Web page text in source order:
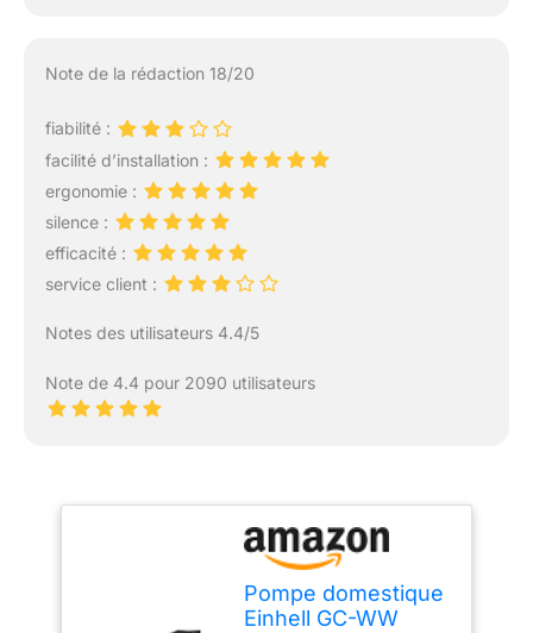
Note de la rédaction 18/20
fiabilité :
facilité d’installation :
ergonomie :
silence :
efficacité :
service client :
Notes des utilisateurs 4.4/5
Note de 4.4 pour 2090 utilisateurs
Pompe domestique
Einhell GC-WW